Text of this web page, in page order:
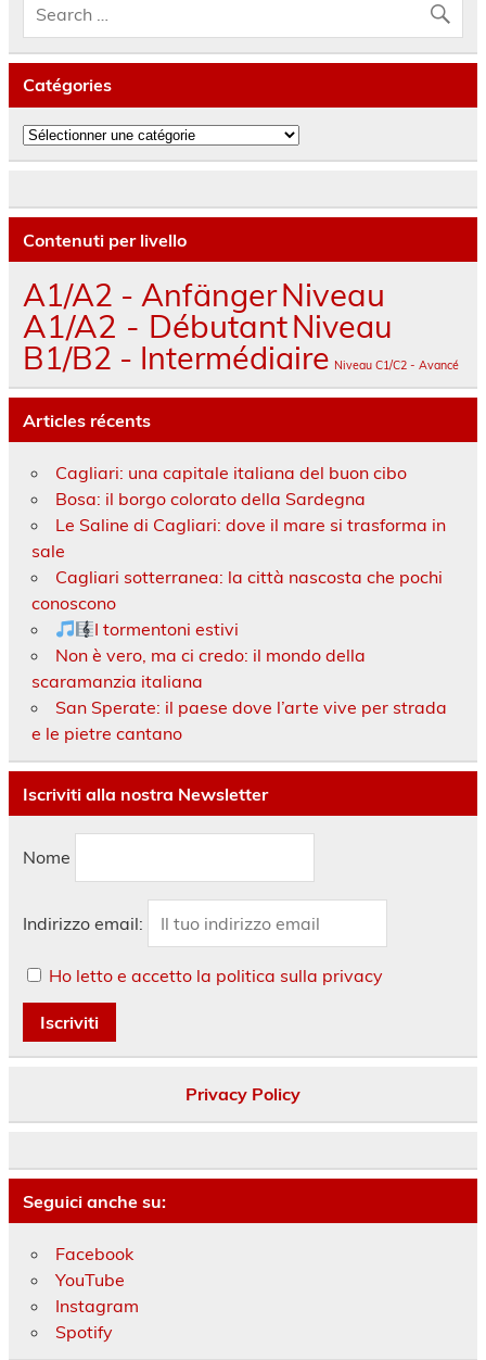
Catégories
Catégories
Contenuti per livello
A1/A2 - AnfängerNiveau
A1/A2 - DébutantNiveau
B1/B2 - Intermédiaire Niveau C1/C2 - Avancé
Articles récents
Cagliari: una capitale italiana del buon cibo
Bosa: il borgo colorato della Sardegna
Le Saline di Cagliari: dove il mare si trasforma in
sale
Cagliari sotterranea: la città nascosta che pochi
conoscono
I tormentoni estivi
Non è vero, ma ci credo: il mondo della
scaramanzia italiana
San Sperate: il paese dove l’arte vive per strada
e le pietre cantano
Iscriviti alla nostra Newsletter
Nome
Indirizzo email:
Ho letto e accetto la politica sulla privacy
Privacy Policy
Seguici anche su:
Facebook
YouTube
Instagram
Spotify